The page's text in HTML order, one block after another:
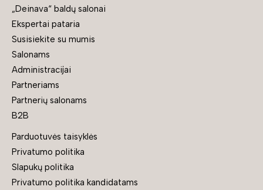
„Deinava“ baldų salonai
Ekspertai pataria
Susisiekite su mumis
Salonams
Administracijai
Partneriams
Partnerių salonams
B2B
Parduotuvės taisyklės
Privatumo politika
Slapukų politika
Privatumo politika kandidatams